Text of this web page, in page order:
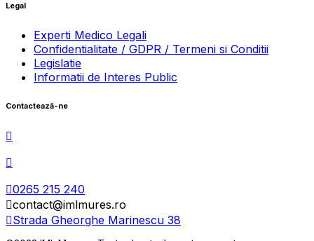
Legal
Experti Medico Legali
Confidentialitate / GDPR / Termeni si Conditii
Legislatie
Informatii de Interes Public
Contactează-ne
0265 215 240
contact@imlmures.ro
Strada Gheorghe Marinescu 38